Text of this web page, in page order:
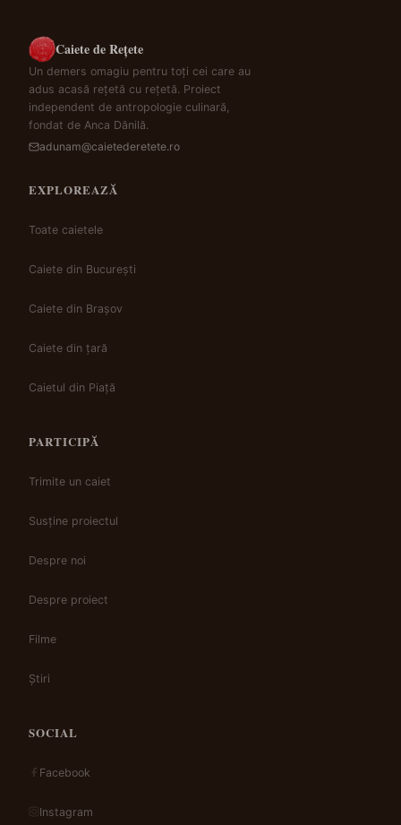
Caiete de Rețete
Un demers omagiu pentru toți cei care au
adus acasă rețetă cu rețetă. Proiect
independent de antropologie culinară,
fondat de Anca Dănilă.
adunam@caietederetete.ro
EXPLOREAZĂ
Toate caietele
Caiete din București
Caiete din Brașov
Caiete din țară
Caietul din Piață
PARTICIPĂ
Trimite un caiet
Susține proiectul
Despre noi
Despre proiect
Filme
Știri
SOCIAL
Facebook
Instagram